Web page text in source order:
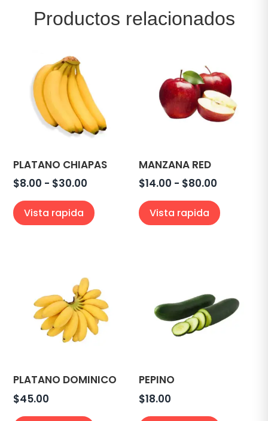
Productos relacionados
PLATANO CHIAPAS
$8.00 - $30.00
de
precios:
desde
$30.00
Vista rapida
MANZANA RED
$14.00 - $80.00
precios:
Vista rapida
PLATANO DOMINICO
$45.00
PEPINO
$18.00